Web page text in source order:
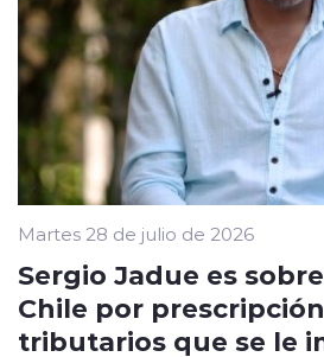
Martes 28 de julio de 2026
Sergio Jadue es
Chile por
tributarios que se le